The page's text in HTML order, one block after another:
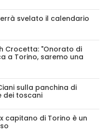
svelato il calendario
Crocetta: "Onorato di
a Torino, saremo una
sulla panchina di
dei toscani
capitano di Torino è un